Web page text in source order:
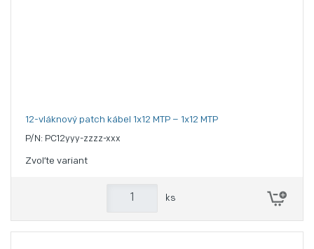
12-vláknový patch kábel 1x12 MTP – 1x12 MTP
P/N: PC12yyy-zzzz-xxx
Zvoľte variant
ks